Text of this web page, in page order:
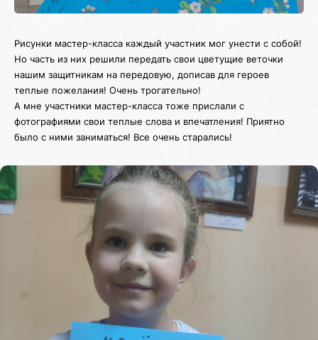
Рисунки мастер-класса каждый участник мог унести с собой!
Но часть из них решили передать свои цветущие веточки
нашим защитникам на передовую, дописав для героев
теплые пожелания! Очень трогательно!
А мне участники мастер-класса тоже прислали с
фотографиями свои теплые слова и впечатления! Приятно
было с ними заниматься! Все очень старались!